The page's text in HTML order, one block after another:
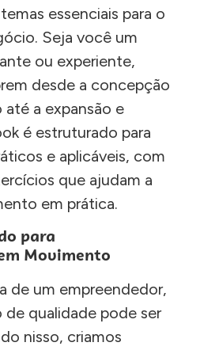
essenciais para o
Seja você um
ou experiente,
desde a concepção
a expansão e
é estruturado para
e aplicáveis, com
que ajudam a
em prática.
para
Movimento
de um empreendedor,
qualidade pode ser
nisso, criamos